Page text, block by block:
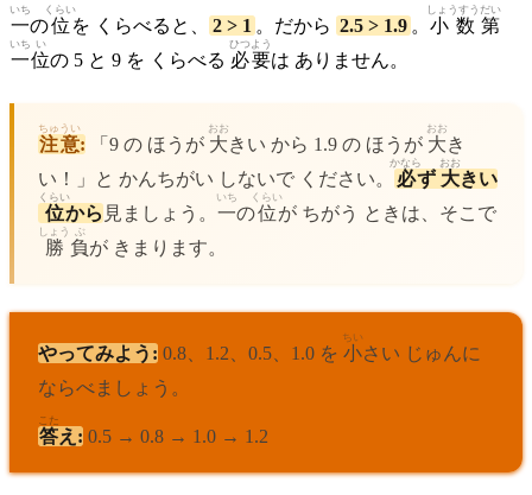
一
いち
の位
くらい
を くらべると、 2 > 1 。だから 2.5 > 1.9 。 小数
しょうすう
第
だい
一
いち
位
い
の 5 と 9 を くらべる 必要
ひつよう
は ありません。
注意
ちゅうい
: 「9 の ほうが 大
おお
きい から 1.9 の ほうが 大
おお
き
い！」と かんちがい しないで ください。
必
かなら
ず 大
おお
きい
位
くらい
から 見ましょう。 一
いち
の位
くらい
が ちがう ときは、そこで
勝
しょう
負
ぶ
が きまります。
やってみよう: 0.8、1.2、0.5、1.0 を 小
ちい
さい じゅんに
ならべましょう。
答
こた
え: 0.5 → 0.8 → 1.0 → 1.2